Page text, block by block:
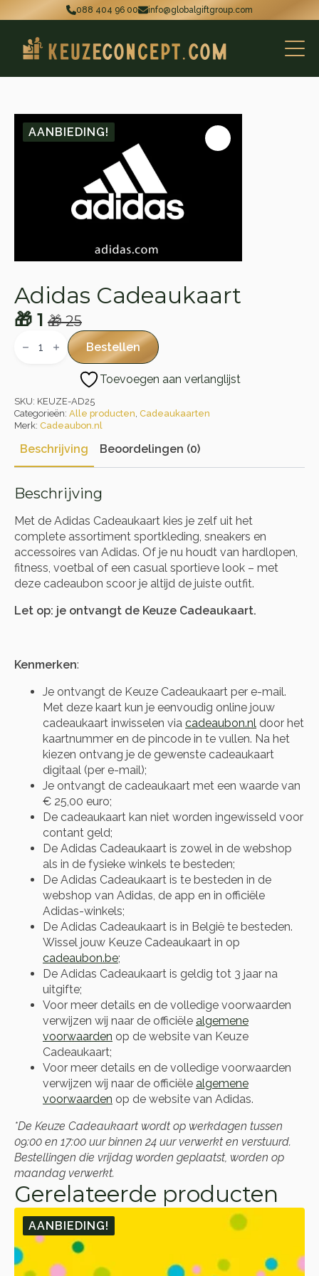
088 404 96 00 info@globalgiftgroup.com
AANBIEDING!
Adidas Cadeaukaart
🎁25
Oorspronkelijke
prijs
🎁 25.
🎁 1
Huidige
prijs
🎁 1.
Cadeaukaart Bestellen
Toevoegen aan verlanglijst
SKU: KEUZE-AD25
Categorieën: Alle producten, Cadeaukaarten
Merk: Cadeaubon.nl
Beschrijving Beoordelingen (0)
Beschrijving
Met de Adidas Cadeaukaart kies je zelf uit het
complete assortiment sportkleding, sneakers en
accessoires van Adidas. Of je nu houdt van hardlopen,
fitness, voetbal of een casual sportieve look – met
deze cadeaubon scoor je altijd de juiste outfit.
Let op: je ontvangt de Keuze Cadeaukaart.
Kenmerken:
Je ontvangt de Keuze Cadeaukaart per e-mail.
Met deze kaart kun je eenvoudig online jouw
cadeaukaart inwisselen via cadeaubon.nl door het
kaartnummer en de pincode in te vullen. Na het
kiezen ontvang je de gewenste cadeaukaart
digitaal (per e-mail);
Je ontvangt de cadeaukaart met een waarde van
€ 25,00 euro;
De cadeaukaart kan niet worden ingewisseld voor
contant geld;
De Adidas Cadeaukaart is zowel in de webshop
als in de fysieke winkels te besteden;
De Adidas Cadeaukaart is te besteden in de
webshop van Adidas, de app en in officiële
Adidas-winkels;
De Adidas Cadeaukaart is in België te besteden.
Wissel jouw Keuze Cadeaukaart in op
cadeaubon.be;
De Adidas Cadeaukaart is geldig tot 3 jaar na
uitgifte;
Voor meer details en de volledige voorwaarden
verwijzen wij naar de officiële algemene
voorwaarden op de website van Keuze
Cadeaukaart;
Voor meer details en de volledige voorwaarden
verwijzen wij naar de officiële algemene
voorwaarden op de website van Adidas.
*De Keuze Cadeaukaart wordt op werkdagen tussen
09:00 en 17:00 uur binnen 24 uur verwerkt en verstuurd.
Bestellingen die vrijdag worden geplaatst, worden op
maandag verwerkt.
Gerelateerde producten
AANBIEDING!